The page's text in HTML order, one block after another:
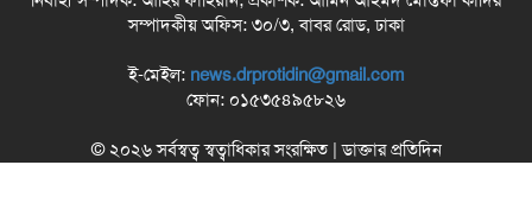
সম্পাদকীয় অফিস: ৩০/৩, বাবর রোড, ঢাকা
ই-মেইল: news.drprotidin@gmail.com
ফোন: ০১৫৩৫৪৯৫৮২৬
© ২০২৬ সর্বস্বত্ব স্বত্বাধিকার সংরক্ষিত | ডাক্তার প্রতিদিন